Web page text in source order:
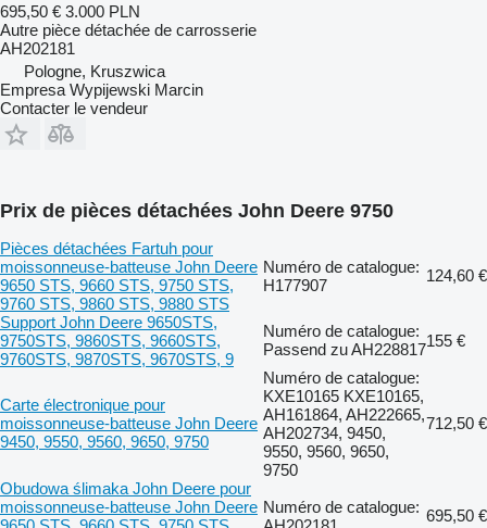
695,50 € 3.000 PLN
Autre pièce détachée de carrosserie
AH202181
Pologne, Kruszwica
Empresa Wypijewski Marcin
Contacter le vendeur
Prix de pièces détachées John Deere 9750
Pièces détachées Fartuh pour
moissonneuse-batteuse John Deere
9650 STS, 9660 STS, 9750 STS,
9760 STS, 9860 STS, 9880 STS
Numéro de catalogue:
H177907
124,60 €
Support John Deere 9650STS,
9750STS, 9860STS, 9660STS,
9760STS, 9870STS, 9670STS, 9
Numéro de catalogue:
Passend zu AH228817155 €
Carte électronique pour
moissonneuse-batteuse John Deere
9450, 9550, 9560, 9650, 9750
Numéro de catalogue:
KXE10165 KXE10165,
AH161864, AH222665,
AH202734, 9450,
9550, 9560, 9650,
9750
712,50 €
Obudowa ślimaka John Deere pour
moissonneuse-batteuse John Deere Numéro de catalogue: 695,50 €